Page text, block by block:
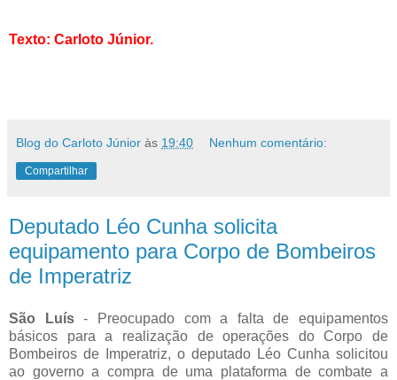
Texto: Carloto Júnior.
Blog do Carloto Júnior às 19:40 Nenhum comentário:
Compartilhar
Deputado Léo Cunha solicita
equipamento para Corpo de Bombeiros
de Imperatriz
São Luís- Preocupado com a falta de equipamentos
básicos para a realização de operações do Corpo de
Bombeiros de Imperatriz, o deputado Léo Cunha solicitou
ao governo a compra de uma plataforma de combate a